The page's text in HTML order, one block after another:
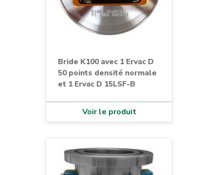
Bride K100 avec 1 Ervac D
50 points densité normale
et 1 Ervac D 15LSF-B
Voir le produit